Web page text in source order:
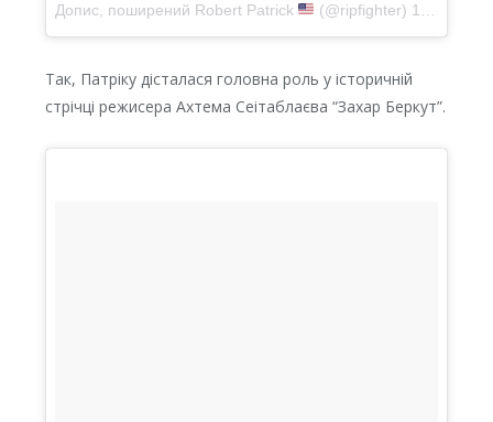
Допис, поширений Robert Patrick (@ripfighter) 16 Чер 2018 р. о 6:24 PDT
Так, Патріку дісталася головна роль у історичній
стрічці режисера Ахтема Сеітаблаєва “Захар Беркут”.